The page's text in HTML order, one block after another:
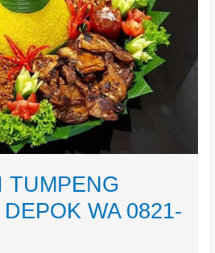
TUMPENG
WA 0821-